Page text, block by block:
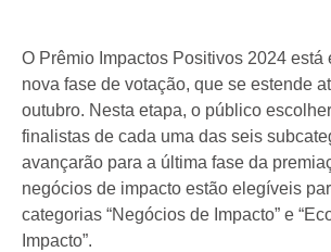
O Prêmio Impactos Positivos 2024 está
nova fase de votação, que se estende
outubro. Nesta etapa, o público
finalistas de cada uma das seis
avançarão para a última fase da
negócios de impacto estão elegíveis
categorias “Negócios de Impacto” e
Impacto”.